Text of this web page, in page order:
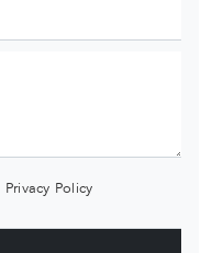
Privacy Policy